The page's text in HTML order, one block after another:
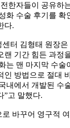
한자들이 공유하
화 수술 후기를 확
다.
터 김형태 원장
랜 기간 힘든 과정
는 맨 마지막 수술
인 방법으로 절대
내에서 개발된 수
”고 말했다.
바꾸어 영구적